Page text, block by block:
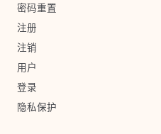
密码重置
注册
注销
用户
登录
隐私保护